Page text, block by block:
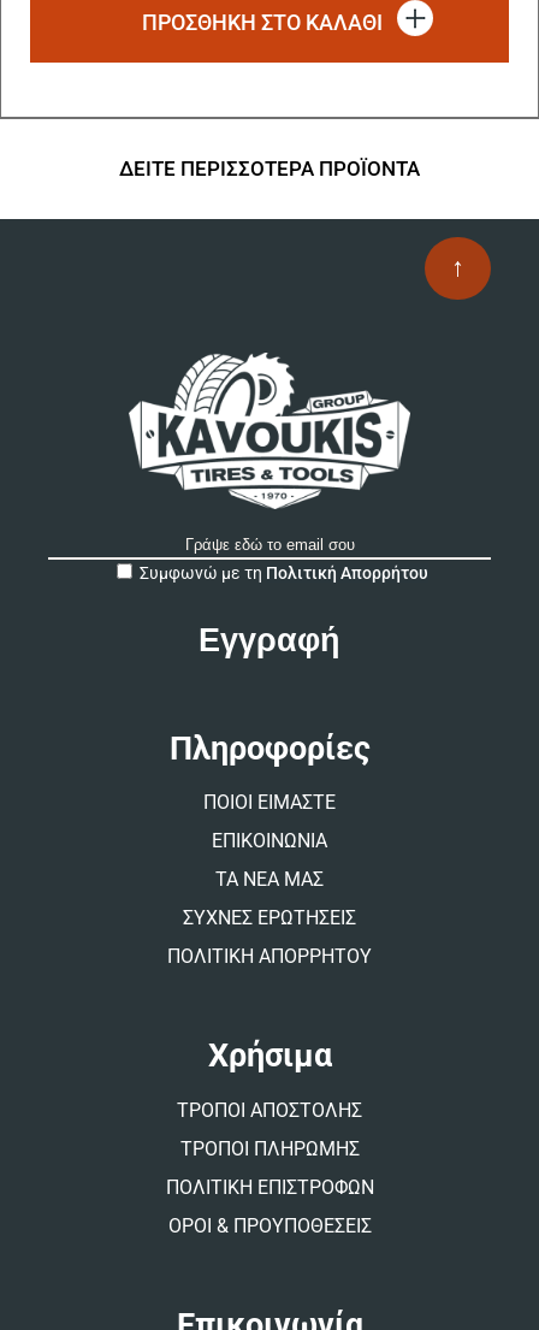
ΠΡΟΣΘΗΚΗ ΣΤΟ ΚΑΛΑΘΙ
ΔΕΙΤΕ ΠΕΡΙΣΣΟΤΕΡΑ ΠΡΟΪΟΝΤΑ
↑
Συμφωνώ με τη Πολιτική Απορρήτου
Πληροφορίες
ΠΟΙΟΙ ΕΙΜΑΣΤΕ
ΕΠΙΚΟΙΝΩΝΙΑ
ΤΑ ΝΕΑ ΜΑΣ
ΣΥΧΝΕΣ ΕΡΩΤΗΣΕΙΣ
ΠΟΛΙΤΙΚΗ ΑΠΟΡΡΗΤΟΥ
Χρήσιμα
ΤΡΟΠΟΙ ΑΠΟΣΤΟΛΗΣ
ΤΡΟΠΟΙ ΠΛΗΡΩΜΗΣ
ΠΟΛΙΤΙΚΗ ΕΠΙΣΤΡΟΦΩΝ
ΟΡΟΙ & ΠΡΟΥΠΟΘΕΣΕΙΣ